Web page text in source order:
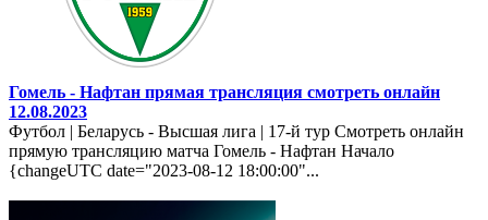
Гомель - Нафтан прямая трансляция смотреть онлайн
12.08.2023
Футбол | Беларусь - Высшая лига | 17-й тур Смотреть онлайн
прямую трансляцию матча Гомель - Нафтан Начало
{changeUTC date="2023-08-12 18:00:00"...